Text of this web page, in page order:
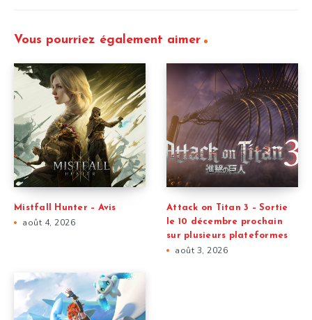
Vous pourriez également aimer
Mistfall Hunter – Avis
août 4, 2026
Attack on Titan 3 – Sortie
le 10 décembre prochain
sur plusieurs plateformes
août 3, 2026